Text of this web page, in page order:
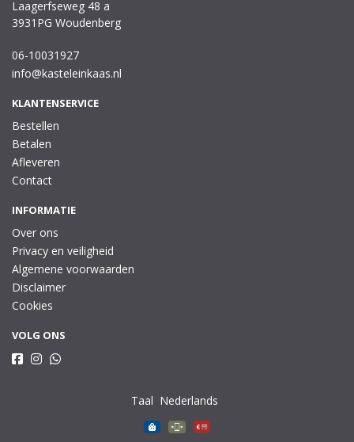
Laagerfseweg 48 a
3931PG Woudenberg
06-10031927
info@kasteleinkaas.nl
KLANTENSERVICE
Bestellen
Betalen
Afleveren
Contact
INFORMATIE
Over ons
Privacy en veiligheid
Algemene voorwaarden
Disclaimer
Cookies
VOLG ONS
Taal